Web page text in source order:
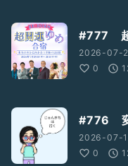
#777 超
2026-07-
0
#776 変
2026-07-
0